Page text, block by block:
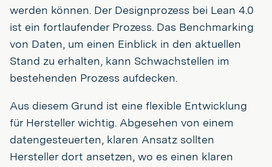
werden können. Der Designprozess bei Lean 4.0
ist ein fortlaufender Prozess. Das Benchmarking
von Daten, um einen Einblick in den aktuellen
Stand zu erhalten, kann Schwachstellen im
bestehenden Prozess aufdecken.
Aus diesem Grund ist eine flexible Entwicklung
für Hersteller wichtig. Abgesehen von einem
datengesteuerten, klaren Ansatz sollten
Hersteller dort ansetzen, wo es einen klaren